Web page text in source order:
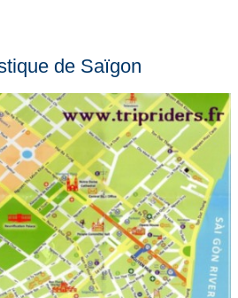
de Saïgon